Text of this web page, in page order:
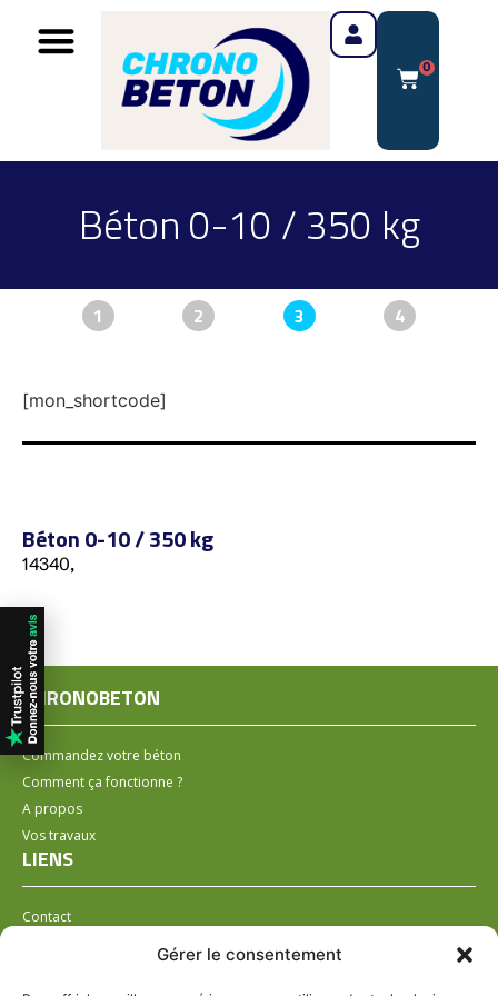
Gérer le consentement
0
Béton 0-10 / 350 kg
1 2 3 4
[mon_shortcode]
Béton 0-10 / 350 kg
14340,
CHRONOBETON
Commandez votre béton
Comment ça fonctionne ?
A propos
Vos travaux
LIENS
Contact